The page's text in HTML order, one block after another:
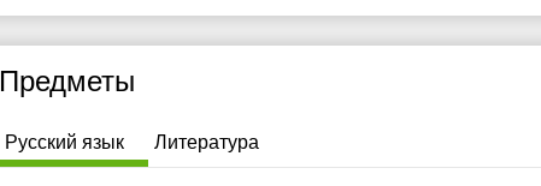
Предметы
Русский язык Литература
свободных
свободных
свободных